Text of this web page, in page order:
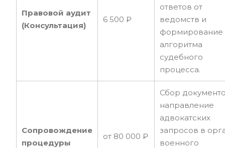
Правовой аудит
(Консультация)
6 500 ₽
ответов от
ведомств и
формирование
алгоритма
судебного
процесса.
Сопровождение
процедуры
от 80 000 ₽
Сбор
направление
адвокатских
запросов в
военного